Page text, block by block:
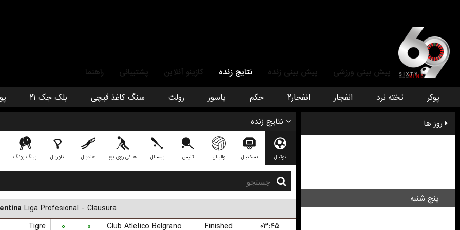
پیش بینی ورزشی پیش بینی زنده نتایج زنده کازینو آنلاین پشتیبانی راهنما
پوکر تخته نرد انفجار انفجار۲ حکم پاسور رولت سنگ کاغذ قیچی بلک جک ۲۱
روز ها
پنج شنبه
نتایج زنده
فوتبال بسکتبال والیبال تنیس بیسبال هاکی روی یخ هندبال فلوربال پینگ پونگ
Liga Profesional - Clausura
Tigre
۰ ۰ Club Atletico Belgrano Finished
۰۳:۴۵